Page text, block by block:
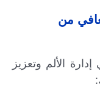
من
الألم وتعزيز